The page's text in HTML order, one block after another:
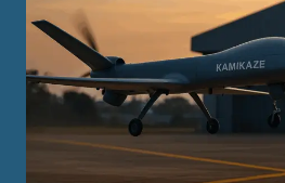
VERTRIEBENE
MYANMAR